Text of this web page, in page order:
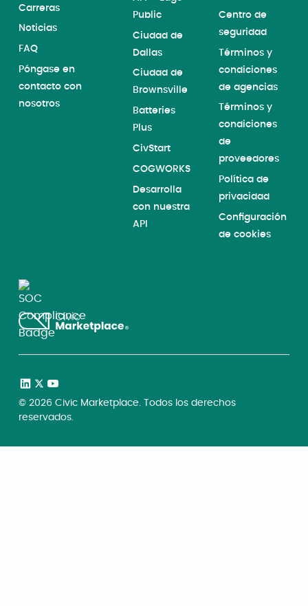
Carreras
Noticias
FAQ
Póngase en
contacto con
nosotros
Public
Ciudad de
Dallas
Ciudad de
Brownsville
Batteries
Plus
CivStart
COGWORKS
Desarrolla
con nuestra
API
Centro de
seguridad
Términos y
condiciones
de agencias
Términos y
condiciones
de
proveedores
Política de
privacidad
Configuración
de cookies
© 2026 Civic Marketplace. Todos los derechos
reservados.